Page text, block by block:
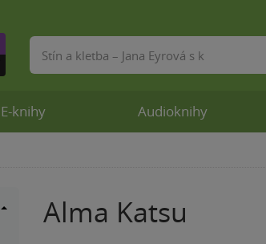
Alma Katsu
E-knihy Audioknihy
Vyhledávání